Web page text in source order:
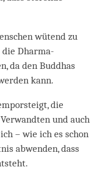
wütend zu
die Dharma-
da den Buddhas
kann.
die
und auch
– wie ich es schon
abwenden, dass